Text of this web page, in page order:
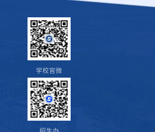
学校官微